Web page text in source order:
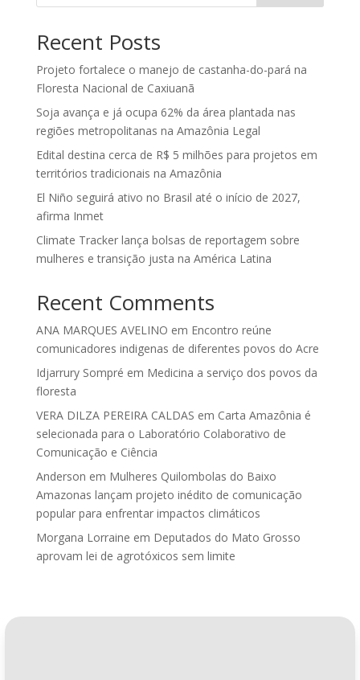
Recent Posts
Projeto fortalece o manejo de castanha-do-pará na
Floresta Nacional de Caxiuanã
Soja avança e já ocupa 62% da área plantada nas
regiões metropolitanas na Amazônia Legal
Edital destina cerca de R$ 5 milhões para projetos em
territórios tradicionais na Amazônia
El Niño seguirá ativo no Brasil até o início de 2027,
afirma Inmet
Climate Tracker lança bolsas de reportagem sobre
mulheres e transição justa na América Latina
Recent Comments
ANA MARQUES AVELINO em Encontro reúne
comunicadores indigenas de diferentes povos do Acre
Idjarrury Sompré em Medicina a serviço dos povos da
floresta
VERA DILZA PEREIRA CALDAS em Carta Amazônia é
selecionada para o Laboratório Colaborativo de
Comunicação e Ciência
Anderson em Mulheres Quilombolas do Baixo
Amazonas lançam projeto inédito de comunicação
popular para enfrentar impactos climáticos
Morgana Lorraine em Deputados do Mato Grosso
aprovam lei de agrotóxicos sem limite